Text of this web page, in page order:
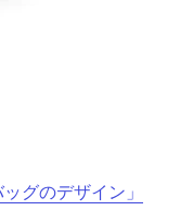
グのデザイン」